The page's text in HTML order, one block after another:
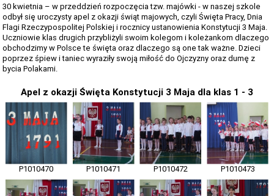
30 kwietnia – w przeddzień rozpoczęcia tzw. majówki - w naszej szkole
odbył się uroczysty apel z okazji świąt majowych, czyli Święta Pracy, Dnia
Flagi Rzeczypospolitej Polskiej i rocznicy ustanowienia Konstytucji 3 Maja.
Uczniowie klas drugich przybliżyli swoim kolegom i koleżankom dlaczego
obchodzimy w Polsce te święta oraz dlaczego są one tak ważne. Dzieci
poprzez śpiew i taniec wyraziły swoją miłość do Ojczyzny oraz dumę z
bycia Polakami.
Apel z okazji Święta Konstytucji 3 Maja dla klas 1 - 3
P1010470 P1010471 P1010472 P1010473